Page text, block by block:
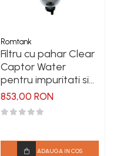
Romtank
Filtru cu pahar Clear
Captor Water
pentru impuritati si
absorbtie apa din
motorina
853,00 RON
ADAUGA IN COS